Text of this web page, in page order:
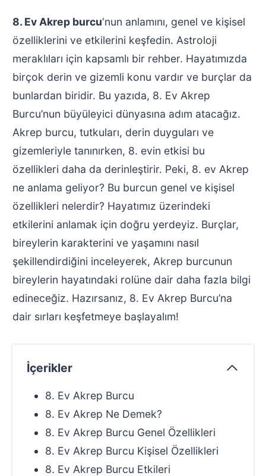
8. Ev Akrep burcu‘nun anlamını, genel ve kişisel
özelliklerini ve etkilerini keşfedin. Astroloji
meraklıları için kapsamlı bir rehber. Hayatımızda
birçok derin ve gizemli konu vardır ve burçlar da
bunlardan biridir. Bu yazıda, 8. Ev Akrep
Burcu’nun büyüleyici dünyasına adım atacağız.
Akrep burcu, tutkuları, derin duyguları ve
gizemleriyle tanınırken, 8. evin etkisi bu
özellikleri daha da derinleştirir. Peki, 8. ev Akrep
ne anlama geliyor? Bu burcun genel ve kişisel
özellikleri nelerdir? Hayatımız üzerindeki
etkilerini anlamak için doğru yerdeyiz. Burçlar,
bireylerin karakterini ve yaşamını nasıl
şekillendirdiğini inceleyerek, Akrep burcunun
bireylerin hayatındaki rolüne dair daha fazla bilgi
edineceğiz. Hazırsanız, 8. Ev Akrep Burcu’na
dair sırları keşfetmeye başlayalım!
İçerikler
8. Ev Akrep Burcu
8. Ev Akrep Ne Demek?
8. Ev Akrep Burcu Genel Özellikleri
8. Ev Akrep Burcu Kişisel Özellikleri
8. Ev Akrep Burcu Etkileri